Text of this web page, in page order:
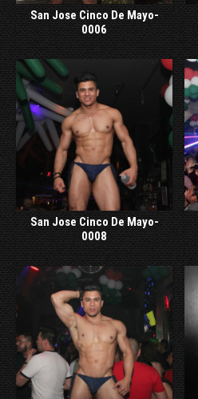
San Jose Cinco De Mayo-
0006
San Jose Cinco De Mayo-
0008